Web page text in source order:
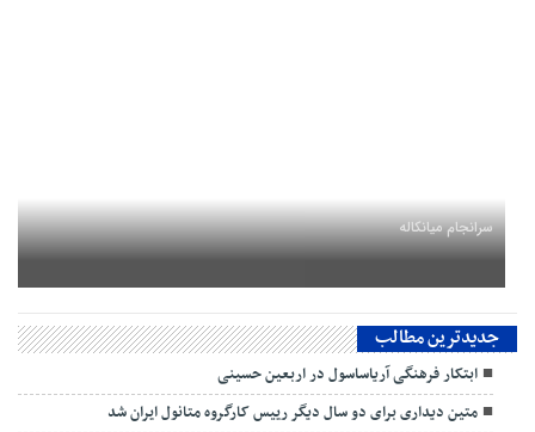
سرانجام میانکاله
جدیدترین مطالب
ابتکار فرهنگی آریاساسول در اربعین حسینی
متین دیداری برای دو سال دیگر رییس کارگروه متانول ایران شد